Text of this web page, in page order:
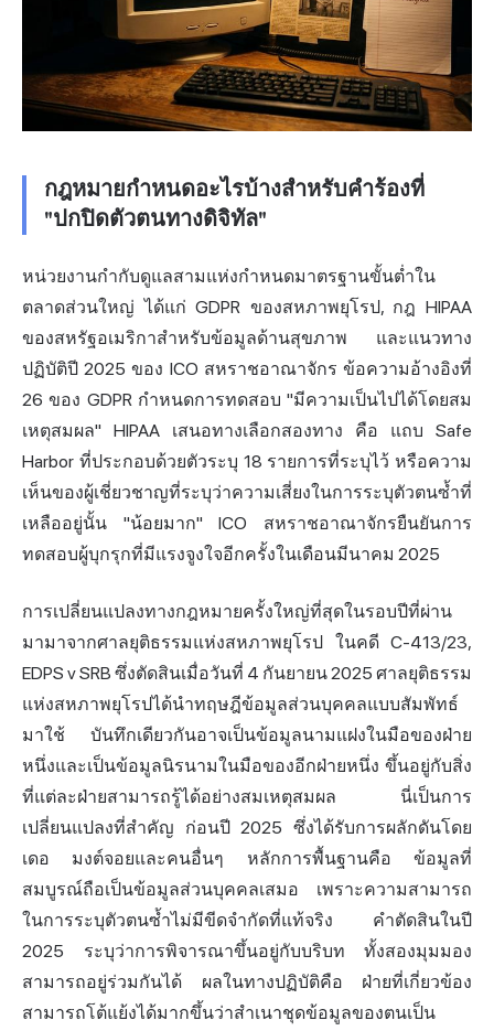
กฎหมายกำหนดอะไรบ้างสำหรับคำร้องที่
"ปกปิดตัวตนทางดิจิทัล"
หน่วยงานกำกับดูแลสามแห่งกำหนดมาตรฐานขั้นต่ำใน
ตลาดส่วนใหญ่ ได้แก่ GDPR ของสหภาพยุโรป, กฎ HIPAA
ของสหรัฐอเมริกาสำหรับข้อมูลด้านสุขภาพ และแนวทาง
ปฏิบัติปี 2025 ของ ICO สหราชอาณาจักร ข้อความอ้างอิงที่
26 ของ GDPR กำหนดการทดสอบ "มีความเป็นไปได้โดยสม
เหตุสมผล" HIPAA เสนอทางเลือกสองทาง คือ แถบ Safe
Harbor ที่ประกอบด้วยตัวระบุ 18 รายการที่ระบุไว้ หรือความ
เห็นของผู้เชี่ยวชาญที่ระบุว่าความเสี่ยงในการระบุตัวตนซ้ำที่
เหลืออยู่นั้น "น้อยมาก" ICO สหราชอาณาจักรยืนยันการ
ทดสอบผู้บุกรุกที่มีแรงจูงใจอีกครั้งในเดือนมีนาคม 2025
การเปลี่ยนแปลงทางกฎหมายครั้งใหญ่ที่สุดในรอบปีที่ผ่าน
มามาจากศาลยุติธรรมแห่งสหภาพยุโรป ในคดี C-413/23,
EDPS v SRB ซึ่งตัดสินเมื่อวันที่ 4 กันยายน 2025 ศาลยุติธรรม
แห่งสหภาพยุโรปได้นำทฤษฎีข้อมูลส่วนบุคคลแบบสัมพัทธ์
มาใช้ บันทึกเดียวกันอาจเป็นข้อมูลนามแฝงในมือของฝ่าย
หนึ่งและเป็นข้อมูลนิรนามในมือของอีกฝ่ายหนึ่ง ขึ้นอยู่กับสิ่ง
ที่แต่ละฝ่ายสามารถรู้ได้อย่างสมเหตุสมผล นี่เป็นการ
เปลี่ยนแปลงที่สำคัญ ก่อนปี 2025 ซึ่งได้รับการผลักดันโดย
เดอ มงต์จอยและคนอื่นๆ หลักการพื้นฐานคือ ข้อมูลที่
สมบูรณ์ถือเป็นข้อมูลส่วนบุคคลเสมอ เพราะความสามารถ
ในการระบุตัวตนซ้ำไม่มีขีดจำกัดที่แท้จริง คำตัดสินในปี
2025 ระบุว่าการพิจารณาขึ้นอยู่กับบริบท ทั้งสองมุมมอง
สามารถอยู่ร่วมกันได้ ผลในทางปฏิบัติคือ ฝ่ายที่เกี่ยวข้อง
สามารถโต้แย้งได้มากขึ้นว่าสำเนาชุดข้อมูลของตนเป็น